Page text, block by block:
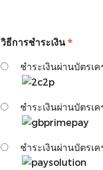
วิธีการชำระเงิน*
ชำระเงินผ่านบัตรเค
ชำระเงินผ่านบัตรเ
ชำระเงินผ่านบัตรเ